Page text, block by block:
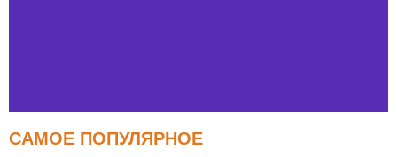
Тест FERMI
САМОЕ ПОПУЛЯРНОЕ